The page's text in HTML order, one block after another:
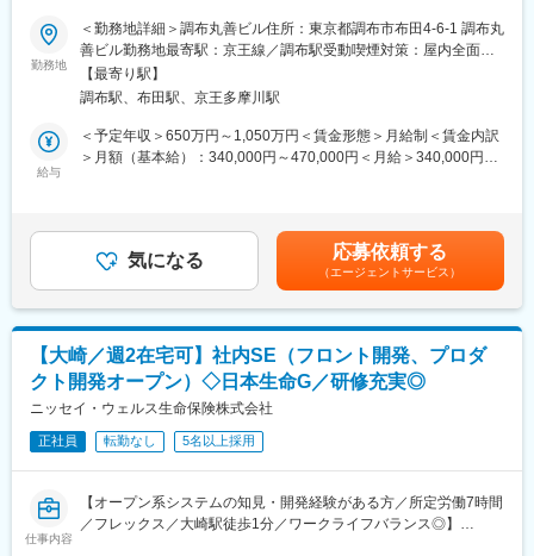
ム開発体制を、採用していないことが大きな特徴です。生保ビジ
ネスの醍醐味を間近で感じながら、決められたシステムを構築す
るわけではなく、当社の情報システム部職員が超上流工程から参
画し、企画からモニタリングに至るまで一気通貫で対応すること
■キャリア構築に伴う支援体制：
社内SEとしてのスペシャリストとしてのキャリアを形成いただく
していただける講座をご受講いただきスキルアップを行うことが
可能です。外部業者による開催講座を中心に、社内開催の講座を
加えた200種類以上の講座をご用意しております。
変更の範囲：会社の定める業務
■配属先について
開発部は5部門で構成されており、各30名～50名前後の組織とな
っています。ご経験や志向性に合わせて5部門のいずれかのチーム
にアサイン致します。
＜部署名＞
営業システム開発部（WEB申込システム等）
顧客・代理店システム開発部（オフィシャルHP等）
システムツール開発部（ワークフローシステム等）
■業務概要
当社の社内SEとして、当社サービスに関わるプロジェクトの立ち
上げ等最上流の工程をお任せいたします。当部門は商品と密接に
りながら上流部分へ携わることが可能です。
＜業務詳細＞
・新規プロジェクト計画、プロジェクト管理、プロジェクト推進
・品質検証、IT部門や業務部門との調整
※開発業務はベンダーにて対応するため、上流工程に集中して頂く
ことが可能です。
同社はアジャイルを用いた働き方を全社的に導入しており、シス
テムもアジャイル開発を行っています。非常にスピード感を持っ
勤務地
＜勤務地詳細＞調布丸善ビル住所：東京都調布市布田4-6-1 調布丸
善ビル勤務地最寄駅：京王線／調布駅受動喫煙対策：屋内全面禁
煙変更の範囲：会社の定める事業所
【最寄り駅】
調布駅、布田駅、京王多摩川駅
給与
＜予定年収＞650万円～1,050万円＜賃金形態＞月給制＜賃金内訳
＞月額（基本給）：340,000円～470,000円＜月給＞340,000円～
も目安の金額であり、選考を通じて上下する可能性があります。
月給(月額)は固定手当を含めた表記です。
気になる 応募依頼する
（エージェントサービス）
【大崎／週2在宅可】社内SE（フロント開発、プロダ
クト開発オープン）◇日本生命G／研修充実◎
ニッセイ・ウェルス生命保険株式会社
正社員 転勤なし 5名以上採用
仕事内容
【オープン系システムの知見・開発経験がある方／所定労働7時間
／フレックス／大崎駅徒歩1分／ワークライフバランス◎】